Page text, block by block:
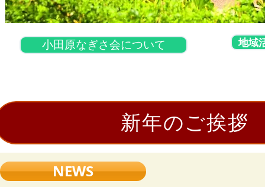
小田原なぎさ会について 地域
新年のご挨拶
NEWS